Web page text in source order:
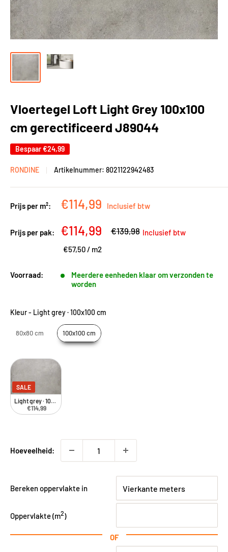
Vloertegel Loft Light Grey 100x100
cm gerectificeerd J89044
Bespaar€24,99
RONDINE Artikelnummer: 8021122942483
Prijs per m²: Kortingsprijs
€114,99 Inclusief btw
Prijs per pak: Kortingsprijs
€114,99 Adviesprijs
€139,98 Inclusief btw
€57,50/ m2
Voorraad:
Meerdere eenheden klaar om verzonden te
worden
Kleur- Light grey · 100x100 cm
80x80 cm 100x100 cm
SALE
Light grey · 100x100 cm
€114,99
Hoeveelheid:
Bereken oppervlakte in
Oppervlakte (m2)
OF